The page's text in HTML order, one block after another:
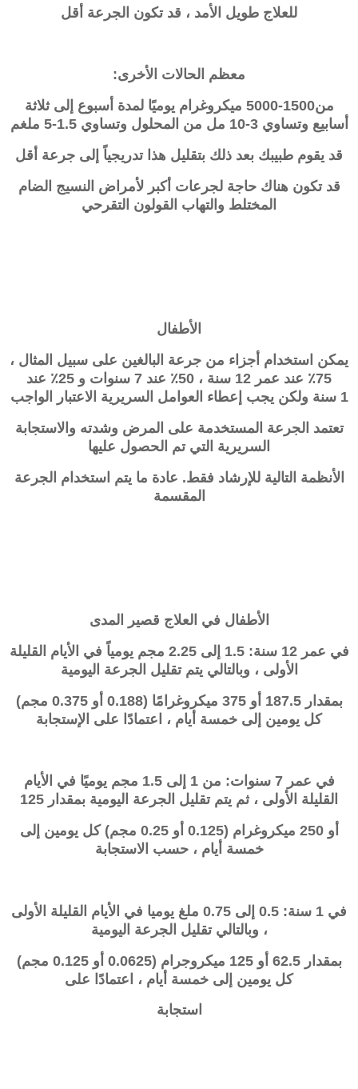
للعلاج طويل الأمد ، قد تكون الجرعة أقل
معظم الحالات الأخرى:
من1500-5000 ميكروغرام يوميًا لمدة أسبوع إلى ثلاثة
أسابيع وتساوي 3-10 مل من المحلول وتساوي 1.5-5 ملغم
قد يقوم طبيبك بعد ذلك بتقليل هذا تدريجياً إلى جرعة أقل
قد تكون هناك حاجة لجرعات أكبر لأمراض النسيج الضام
المختلط والتهاب القولون التقرحي
الأطفال
يمكن استخدام أجزاء من جرعة البالغين على سبيل المثال ،
75٪ عند عمر 12 سنة ، 50٪ عند 7 سنوات و 25٪ عند
1 سنة ولكن يجب إعطاء العوامل السريرية الاعتبار الواجب
تعتمد الجرعة المستخدمة على المرض وشدته والاستجابة
السريرية التي تم الحصول عليها
الأنظمة التالية للإرشاد فقط. عادة ما يتم استخدام الجرعة
المقسمة
الأطفال في العلاج قصير المدى
في عمر 12 سنة: 1.5 إلى 2.25 مجم يومياً في الأيام القليلة
الأولى ، وبالتالي يتم تقليل الجرعة اليومية
بمقدار 187.5 أو 375 ميكروغرامًا (0.188 أو 0.375 مجم)
كل يومين إلى خمسة أيام ، اعتمادًا على الإستجابة
في عمر 7 سنوات: من 1 إلى 1.5 مجم يوميًا في الأيام
القليلة الأولى ، ثم يتم تقليل الجرعة اليومية بمقدار 125
أو 250 ميكروغرام (0.125 أو 0.25 مجم) كل يومين إلى
خمسة أيام ، حسب الاستجابة
في 1 سنة: 0.5 إلى 0.75 ملغ يوميا في الأيام القليلة الأولى
، وبالتالي تقليل الجرعة اليومية
بمقدار 62.5 أو 125 ميكروجرام (0.0625 أو 0.125 مجم)
كل يومين إلى خمسة أيام ، اعتمادًا على
استجابة